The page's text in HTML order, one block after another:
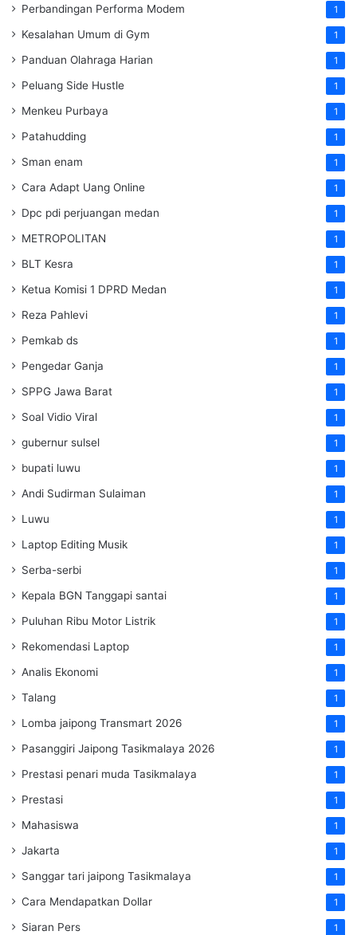
Perbandingan Performa Modem 1
Kesalahan Umum di Gym 1
Panduan Olahraga Harian 1
Peluang Side Hustle 1
Menkeu Purbaya 1
Patahudding 1
Sman enam 1
Cara Adapt Uang Online 1
Dpc pdi perjuangan medan 1
METROPOLITAN 1
BLT Kesra 1
Ketua Komisi 1 DPRD Medan 1
Reza Pahlevi 1
Pemkab ds 1
Pengedar Ganja 1
SPPG Jawa Barat 1
Soal Vidio Viral 1
gubernur sulsel 1
bupati luwu 1
Andi Sudirman Sulaiman 1
Luwu 1
Laptop Editing Musik 1
Serba-serbi 1
Kepala BGN Tanggapi santai 1
Puluhan Ribu Motor Listrik 1
Rekomendasi Laptop 1
Analis Ekonomi 1
Talang 1
Lomba jaipong Transmart 2026 1
Pasanggiri Jaipong Tasikmalaya 2026 1
Prestasi penari muda Tasikmalaya 1
Prestasi 1
Mahasiswa 1
Jakarta 1
Sanggar tari jaipong Tasikmalaya 1
Cara Mendapatkan Dollar 1
Siaran Pers 1